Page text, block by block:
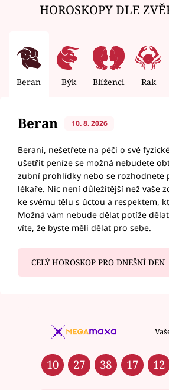
HOROSKOPY DLE
Beran Býk Blíženci Rak
Beran 10. 8. 2026
Berani, nešetřete na péči o své
ušetřit peníze se možná nebudete
zubní prohlídky nebo se rozhodnete
lékaře. Nic není důležitější než vaše
ke svému tělu s úctou a respektem,
Možná vám nebude dělat potíže
víte, že byste měli dělat pro sebe.
CELÝ HOROSKOP PRO DNEŠNÍ DEN
10 27 38 17 12